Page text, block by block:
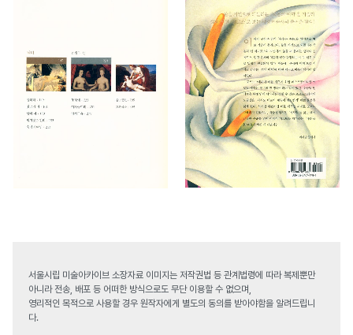
서울시립 미술아카이브 소장자료 이미지는 저작권법 등 관계법령에 따라 복제뿐만
아니라 전송, 배포 등 어떠한 방식으로도 무단 이용할 수 없으며,
영리적인 목적으로 사용할 경우 원작자에게 별도의 동의를 받아야함을 알려드립니
다.